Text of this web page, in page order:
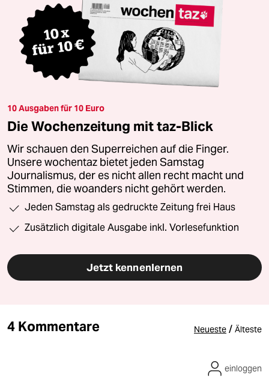
10 Ausgaben für 10 Euro
Die Wochenzeitung mit taz-Blick
Wir schauen den Superreichen auf die Finger.
Unsere wochentaz bietet jeden Samstag
Journalismus, der es nicht allen recht macht und
Stimmen, die woanders nicht gehört werden.
Jeden Samstag als gedruckte Zeitung frei Haus
Zusätzlich digitale Ausgabe inkl. Vorlesefunktion
Jetzt kennenlernen
4 Kommentare Neueste / Älteste
einloggen